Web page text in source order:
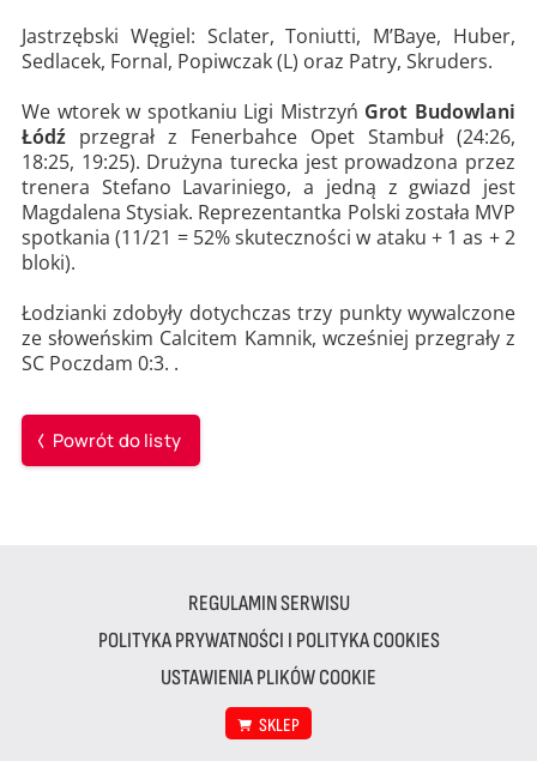
Jastrzębski Węgiel: Sclater, Toniutti, M’Baye, Huber,
Sedlacek, Fornal, Popiwczak (L) oraz Patry, Skruders.
We wtorek w spotkaniu Ligi Mistrzyń Grot Budowlani
Łódźprzegrał z Fenerbahce Opet Stambuł (24:26,
18:25, 19:25). Drużyna turecka jest prowadzona przez
trenera Stefano Lavariniego, a jedną z gwiazd jest
Magdalena Stysiak. Reprezentantka Polski została MVP
spotkania (11/21 = 52% skuteczności w ataku + 1 as + 2
bloki).
Łodzianki zdobyły dotychczas trzy punkty wywalczone
ze słoweńskim Calcitem Kamnik, wcześniej przegrały z
SC Poczdam 0:3. .
Powrót do listy
REGULAMIN SERWISU
POLITYKA PRYWATNOŚCI I POLITYKA COOKIES
USTAWIENIA PLIKÓW COOKIE
SKLEP